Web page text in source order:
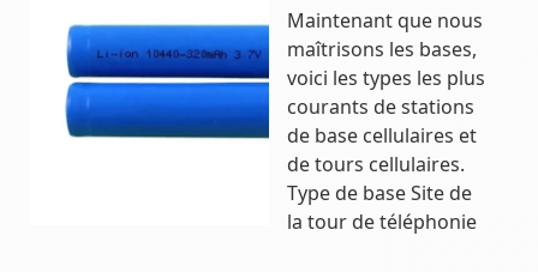
Maintenant que nous
maîtrisons les bases,
voici les types les plus
courants de stations
de base cellulaires et
de tours cellulaires.
Type de base Site de
la tour de téléphonie